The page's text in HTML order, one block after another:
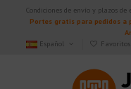
Condiciones de envío y plazos de
Portes gratis para pedidos a
Español
Favoritos